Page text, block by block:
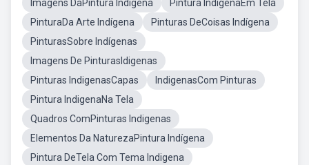
Imagens DaPintura Indígena
Pintura IndigenaEm Tela
PinturaDa Arte Indígena
Pinturas DeCoisas Indígena
PinturasSobre Indígenas
Imagens De PinturasIdigenas
Pinturas IndigenasCapas
IndigenasCom Pinturas
Pintura IndigenaNa Tela
Quadros ComPinturas Indigenas
Elementos Da NaturezaPintura Indígena
Pintura DeTela Com Tema Indigena